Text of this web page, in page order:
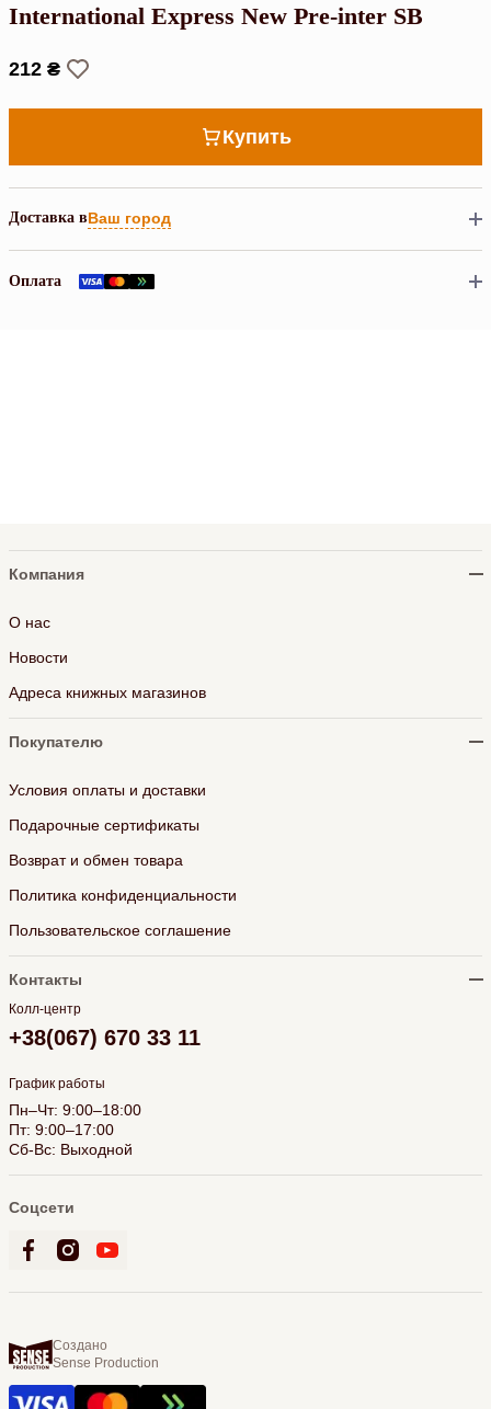
International Express New Pre-inter SB
212 ₴
Купить
Доставка вВаш город
Оплата
Компания
О нас
Новости
Адреса книжных магазинов
Покупателю
Условия оплаты и доставки
Подарочные сертификаты
Возврат и обмен товара
Политика конфиденциальности
Пользовательское соглашение
Контакты
Колл-центр
+38(067) 670 33 11
График работы
Пн–Чт: 9:00–18:00
Пт: 9:00–17:00
Сб-Вс: Выходной
Соцсети
Создано
Sense Production